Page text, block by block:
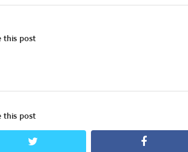
this post
this post
facebook